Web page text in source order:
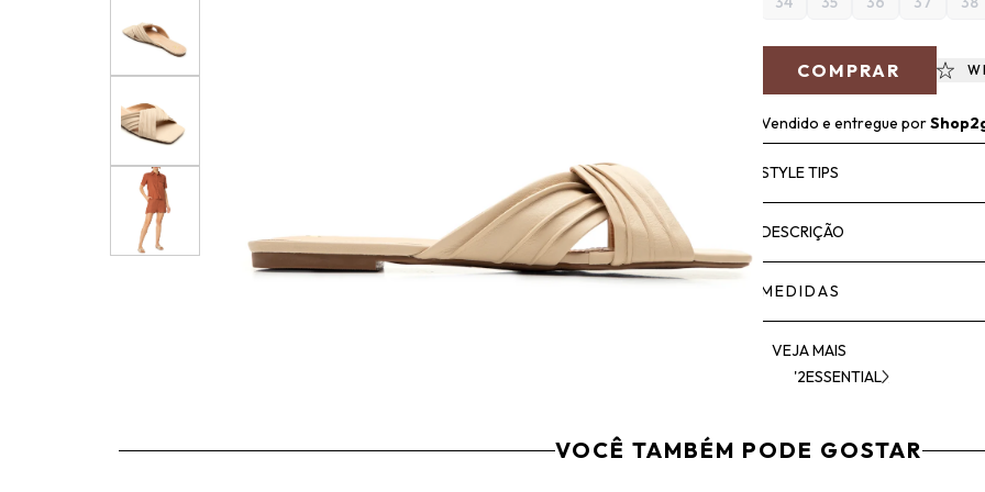
COMPRAR
Vendido e entregue por
STYLE TIPS
DESCRIÇÃO
MEDIDAS
VEJA MAIS
'2ESSENTIAL
VOCÊ TAMBÉM PODE GOSTAR